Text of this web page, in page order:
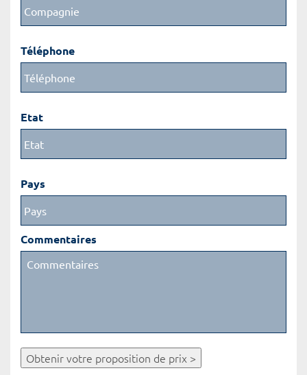
Téléphone
Etat
Pays
Commentaires
Obtenir votre proposition de prix >